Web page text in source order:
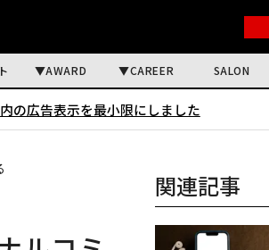
AWARD CAREER SALON
の広告表示を最小限にしました
関連記事